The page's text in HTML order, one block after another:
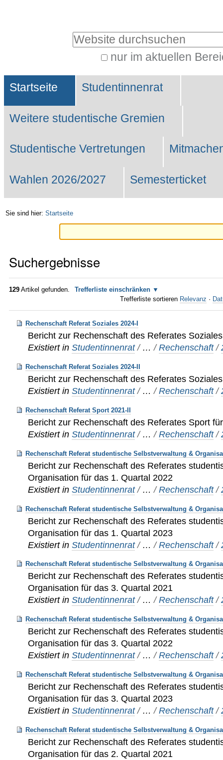
Website durchsuchen
nur im aktuellen
Suche…
Sektionen
Startseite Studentinnenrat
Weitere studentische Gremien
Studentische Vertretungen
Wahlen 2026/2027 Semesterticket
Sie sind hier: Startseite
Suchergebnisse
129 Artikel gefunden.
Trefferliste einschränken
Trefferliste sortieren Relevanz ·
Rechenschaft Referat Soziales 2024-I
Bericht zur Rechenschaft des Referates
Existiert in Studentinnenrat / …/Rechenschaft /
Rechenschaft Referat Soziales 2024-II
Bericht zur Rechenschaft des Referates
Existiert in Studentinnenrat / …/Rechenschaft /
Rechenschaft Referat Sport 2021-II
Bericht zur Rechenschaft des Referates Sport
Existiert in Studentinnenrat / …/Rechenschaft /
Rechenschaft Referat studentische Selbstverwaltung &
Bericht zur Rechenschaft des Referates
Organisation für das 1. Quartal 2022
Existiert in Studentinnenrat / …/Rechenschaft /
Rechenschaft Referat studentische Selbstverwaltung &
Bericht zur Rechenschaft des Referates
Organisation für das 1. Quartal 2023
Existiert in Studentinnenrat / …/Rechenschaft /
Rechenschaft Referat studentische Selbstverwaltung &
Bericht zur Rechenschaft des Referates
Organisation für das 3. Quartal 2021
Existiert in Studentinnenrat / …/Rechenschaft /
Rechenschaft Referat studentische Selbstverwaltung &
Bericht zur Rechenschaft des Referates
Organisation für das 3. Quartal 2022
Existiert in Studentinnenrat / …/Rechenschaft /
Rechenschaft Referat studentische Selbstverwaltung &
Bericht zur Rechenschaft des Referates
Organisation für das 3. Quartal 2023
Existiert in Studentinnenrat / …/Rechenschaft /
Rechenschaft Referat studentische Selbstverwaltung &
Bericht zur Rechenschaft des Referates
Organisation für das 2. Quartal 2021